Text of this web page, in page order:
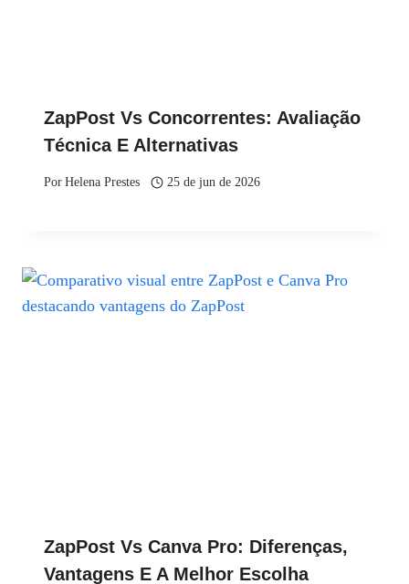
ZapPost Vs Concorrentes: Avaliação
Técnica E Alternativas
PorHelena Prestes 25 de jun de 2026
ZapPost Vs Canva Pro: Diferenças,
Vantagens E A Melhor Escolha